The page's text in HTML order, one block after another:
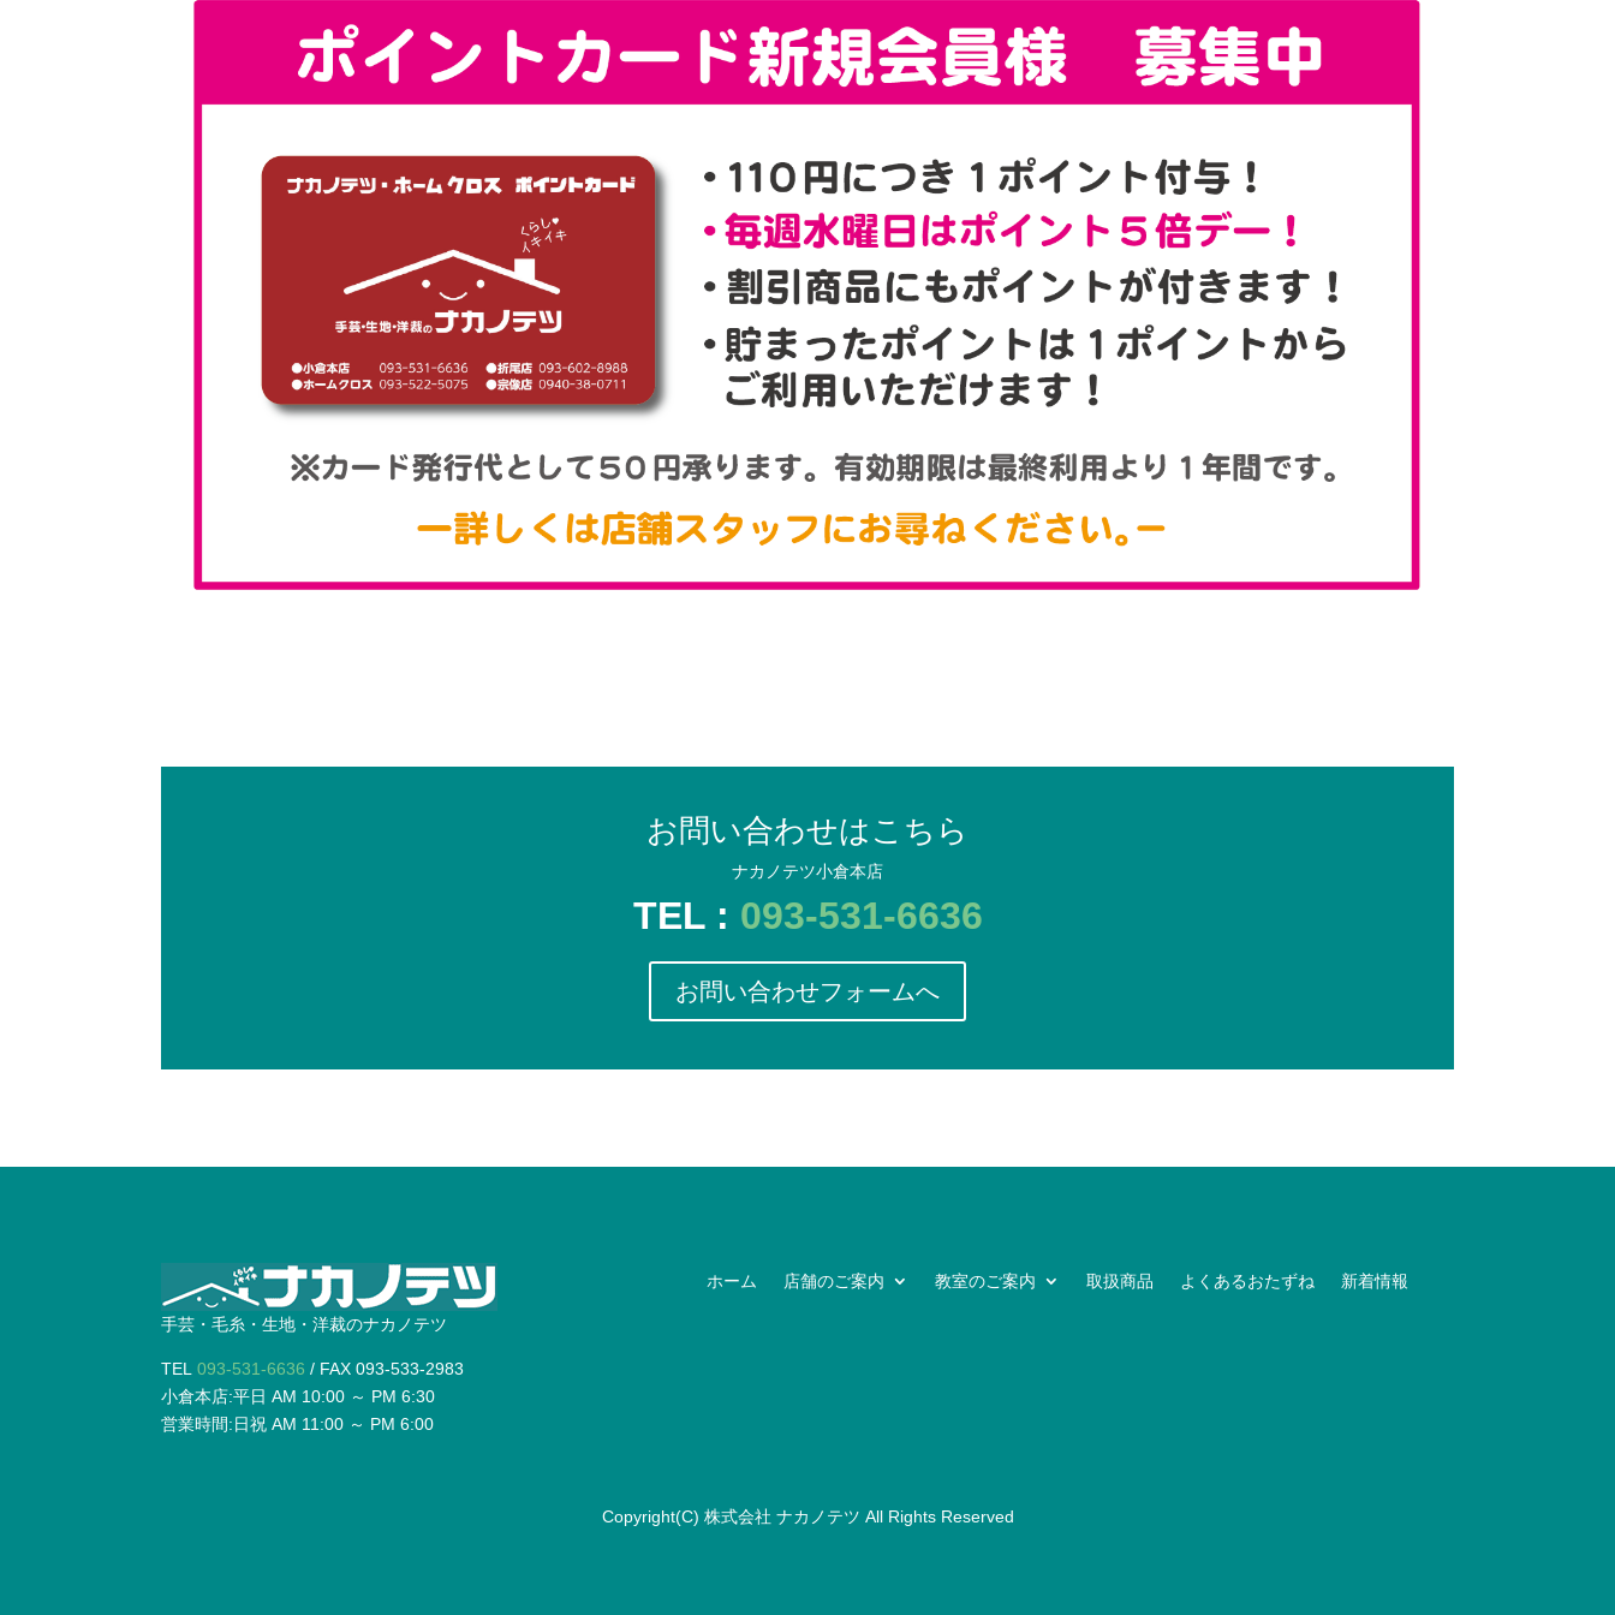
お問い合わせはこちら
ナカノテツ小倉本店
TEL : 093-531-6636
お問い合わせフォームへ
手芸・毛糸・生地・洋裁のナカノテツ
TEL093-531-6636 / FAX 093-533-2983
小倉本店:平日 AM 10:00 ～ PM 6:30
営業時間:日祝 AM 11:00 ～ PM 6:00
ホーム 店舗のご案内 教室のご案内 取扱商品 よくあるおたずね 新着情報
Copyright(C) 株式会社 ナカノテツ All Rights Reserved